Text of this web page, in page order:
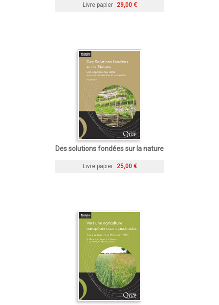
Livre papier 29,00 €
Des solutions fondées sur la nature
Livre papier 25,00 €